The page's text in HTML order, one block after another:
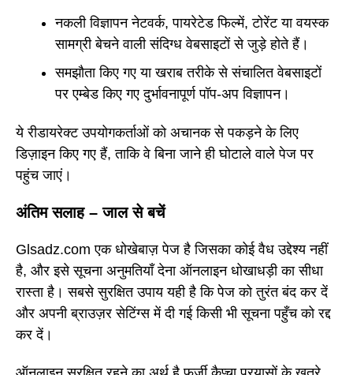
नकली विज्ञापन नेटवर्क, पायरेटेड फिल्में, टोरेंट या वयस्क
सामग्री बेचने वाली संदिग्ध वेबसाइटों से जुड़े होते हैं।
समझौता किए गए या खराब तरीके से संचालित वेबसाइटों
पर एम्बेड किए गए दुर्भावनापूर्ण पॉप-अप विज्ञापन।
ये रीडायरेक्ट उपयोगकर्ताओं को अचानक से पकड़ने के लिए
डिज़ाइन किए गए हैं, ताकि वे बिना जाने ही घोटाले वाले पेज पर
पहुंच जाएं।
अंतिम सलाह – जाल से बचें
Glsadz.com एक धोखेबाज़ पेज है जिसका कोई वैध उद्देश्य नहीं
है, और इसे सूचना अनुमतियाँ देना ऑनलाइन धोखाधड़ी का सीधा
रास्ता है। सबसे सुरक्षित उपाय यही है कि पेज को तुरंत बंद कर दें
और अपनी ब्राउज़र सेटिंग्स में दी गई किसी भी सूचना पहुँच को रद्द
कर दें।